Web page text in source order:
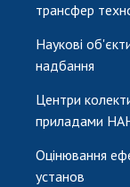
трансфер
Наукові
надбання
Центри
приладами
Оцінювання
установ